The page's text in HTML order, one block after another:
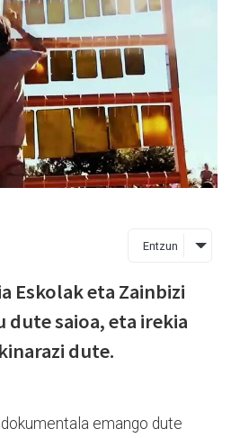
Entzun
Eskolak eta Zainbizi
saioa, eta irekia
dute.
emango dute